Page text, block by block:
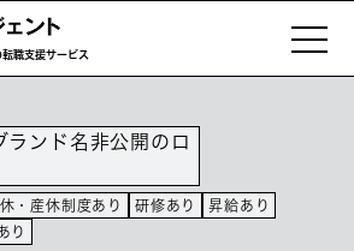
職支援サービス
・産休制度あり 研修あり
昇給あり
り